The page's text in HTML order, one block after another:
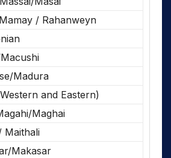
/ Rahanweyn
Madura
and Eastern)
Maghai
Maithali
Makasar